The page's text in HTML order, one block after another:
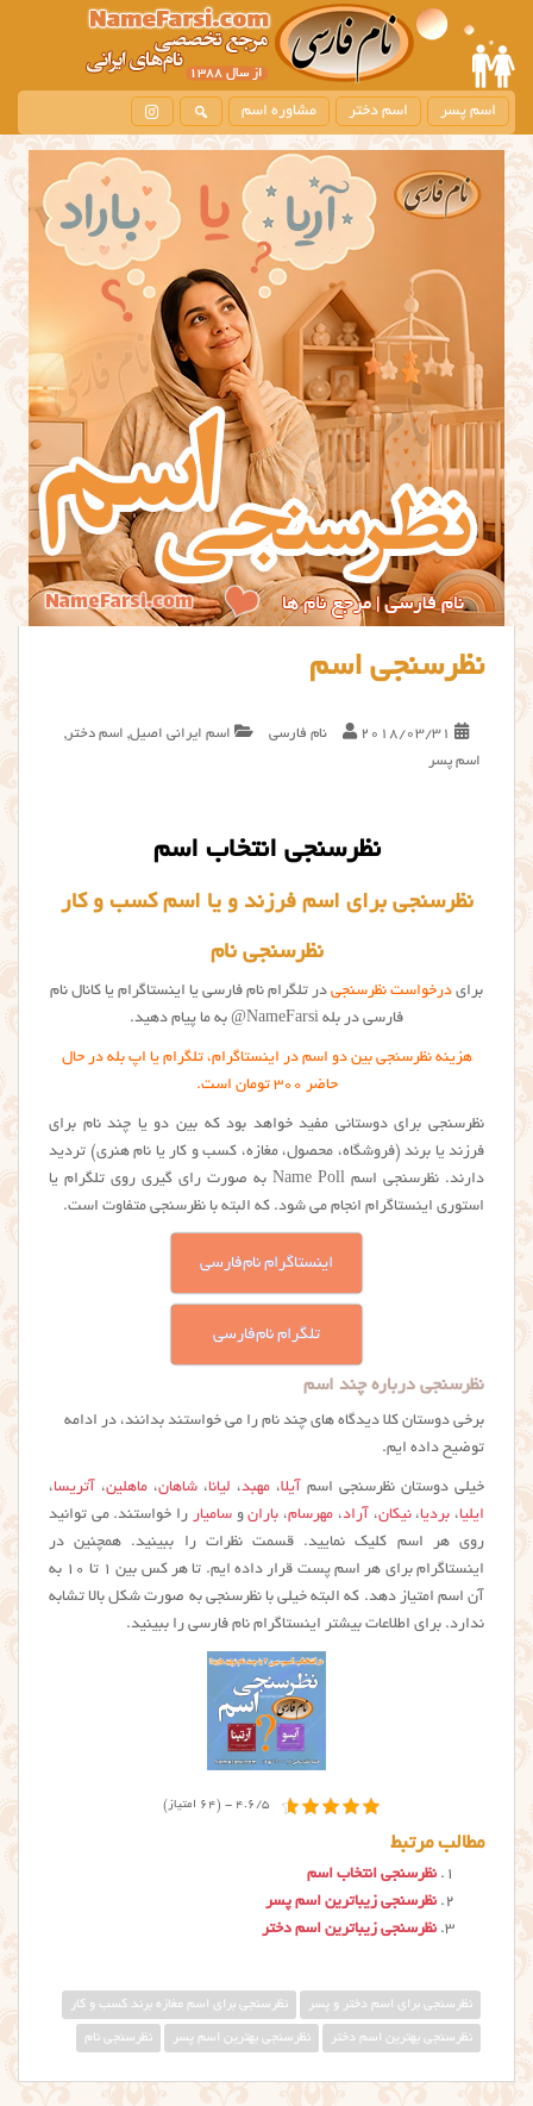
m
i
c
n
t
اسم پسر اسم دختر مشاوره اسم
نظرسنجی اسم
2018/03/31 نام فارسی اسم ایرانی اصیل, اسم دختر ,
اسم پسر
نظرسنجی انتخاب اسم
نظرسنجی برای اسم فرزند و یا اسم کسب و کار
نظرسنجی نام
برای درخواست نظرسنجی در تلگرام نام فارسی یا اینستاگرام یا کانال نام
فارسی در بله NameFarsi@ به ما پیام دهید.
هزینه نظرسنجی بین دو اسم در اینستاگرام، تلگرام یا اپ بله در حال
حاضر 300 تومان است.
نظرسنجی برای دوستانی مفید خواهد بود که بین دو یا چند نام برای
فرزند یا برند (فروشگاه، محصول، مغازه، کسب و کار یا نام هنری) تردید
دارند. نظرسنجی اسم Name Poll به صورت رای گیری روی تلگرام یا
استوری اینستاگرام انجام می شود. که البته با نظرسنجی متفاوت است.
اینستاگرام نام‌فارسی
تلگرام نام‌فارسی
نظرسنجی درباره چند اسم
برخی دوستان کلا دیدگاه های چند نام را می خواستند بدانند، در ادامه
توضیح داده ایم.
خیلی دوستان نظرسنجی اسم آیلا، مهبد، لیانا، شاهان، ماهلین، آتریسا،
ایلیا، بردیا،نیکان، آراد، مهرسام، بارانوسامیار را خواستند. می توانید
روی هر اسم کلیک نمایید. قسمت نظرات را ببینید. همچنین در
اینستاگرام برای هر اسم پست قرار داده ایم. تا هر کس بین ۱ تا ۱۰ به
آن اسم امتیاز دهد. که البته خیلی با نظرسنجی به صورت شکل بالا تشابه
ندارد. برای اطلاعات بیشتر اینستاگرام نام فارسی را ببینید.
4.6/5 - (64 امتیاز)
مطالب مرتبط
نظرسنجی انتخاب اسم
نظرسنجی زیباترین اسم پسر
نظرسنجی زیباترین اسم دختر
نظرسنجی برای اسم دختر و پسر نظرسنجی برای اسم مغازه برند کسب و کار
نظرسنجی بهترین اسم دختر نظرسنجی بهترین اسم پسر نظرسنجی نام